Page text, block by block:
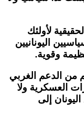
لأولئك
اليونانيين
وقوية.
من الدعم الغربي
العسكرية ولا
إلى